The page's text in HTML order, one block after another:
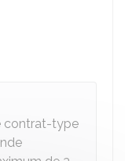
contrat-type